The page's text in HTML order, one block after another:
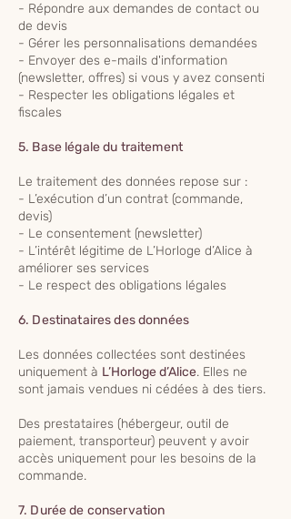
- Répondre aux demandes de contact ou
de devis
- Gérer les personnalisations demandées
- Envoyer des e-mails d'information
(newsletter, offres) si vous y avez consenti
- Respecter les obligations légales et
fiscales
5. Base légale du traitement
Le traitement des données repose sur :
- L’exécution d’un contrat (commande,
devis)
- Le consentement (newsletter)
- L’intérêt légitime de L’Horloge d’Alice à
améliorer ses services
- Le respect des obligations légales
6. Destinataires des données
Les données collectées sont destinées
uniquement à L’Horloge d’Alice. Elles ne
sont jamais vendues ni cédées à des tiers.
Des prestataires (hébergeur, outil de
paiement, transporteur) peuvent y avoir
accès uniquement pour les besoins de la
commande.
7. Durée de conservation